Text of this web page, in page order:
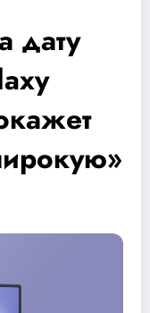
дату